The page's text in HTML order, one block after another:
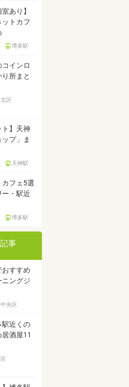
あり】
トカフ
博多駅
コインロ
所まと
区
ト】天神
プ」ま
天神駅
フェ5選
ー・駅近
博多駅
事
おすすめ
ングジ
央区
駅近くの
酒屋11